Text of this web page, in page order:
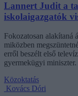
Lannert Judit a
iskolaigazgatók
Fokozatosan alakítaná
miközben
erről beszélt első
gyermekügyi miniszter.
Közoktatás
Kovács Dóri